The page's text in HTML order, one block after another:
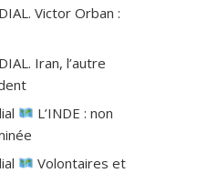
Victor Orban :
Iran, l’autre
L’INDE : non
Volontaires et